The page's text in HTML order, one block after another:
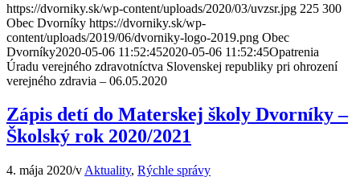
https://dvorniky.sk/wp-content/uploads/2020/03/uvzsr.jpg 225 300
Obec Dvorníky https://dvorniky.sk/wp-
content/uploads/2019/06/dvorniky-logo-2019.png Obec
Dvorníky2020-05-06 11:52:452020-05-06 11:52:45Opatrenia
Úradu verejného zdravotníctva Slovenskej republiky pri ohrození
verejného zdravia – 06.05.2020
Zápis detí do Materskej školy Dvorníky –
Školský rok 2020/2021
4. mája 2020/v Aktuality, Rýchle správy